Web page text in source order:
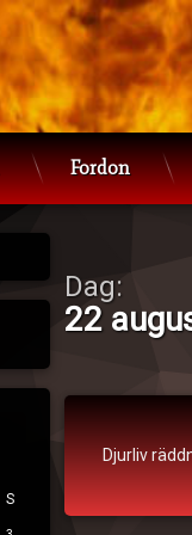
Fordon
Dag:
22
Djurliv
räddning
Djurliv
S